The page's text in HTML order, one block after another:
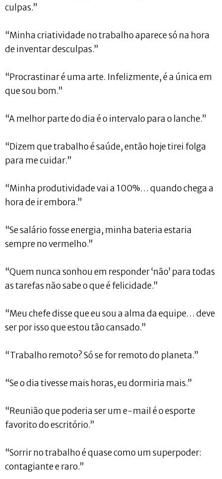
culpas.”
“Minha criatividade no trabalho aparece só na hora
de inventar desculpas.”
“Procrastinar é uma arte. Infelizmente, é a única em
que sou bom.”
“A melhor parte do dia é o intervalo para o lanche.”
“Dizem que trabalho é saúde, então hoje tirei folga
para me cuidar.”
“Minha produtividade vai a 100%… quando chega a
hora de ir embora.”
“Se salário fosse energia, minha bateria estaria
sempre no vermelho.”
“Quem nunca sonhou em responder ‘não’ para todas
as tarefas não sabe o que é felicidade.”
“Meu chefe disse que eu sou a alma da equipe… deve
ser por isso que estou tão cansado.”
“Trabalho remoto? Só se for remoto do planeta.”
“Se o dia tivesse mais horas, eu dormiria mais.”
“Reunião que poderia ser um e-mail é o esporte
favorito do escritório.”
“Sorrir no trabalho é quase como um superpoder:
contagiante e raro.”